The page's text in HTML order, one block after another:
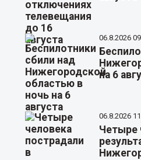
06.8.2026
на 6
06.8.2026
Четыре